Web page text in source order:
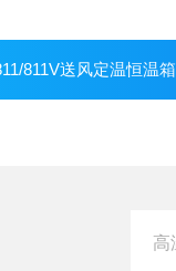
811V送风定温恒温箱